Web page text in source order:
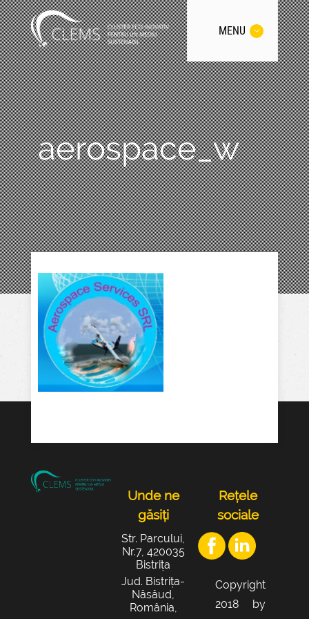
MENU
aerospace_w
Unde ne
găsiți
Str. Parcului,
Nr.7, 420035
Bistrița
Jud. Bistrița-
Năsăud,
România,
Rețele
sociale
Copyright
2018 by